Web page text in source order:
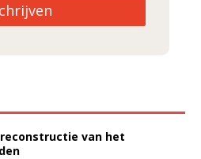
van het